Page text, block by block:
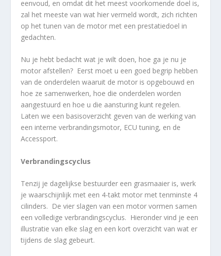
eenvoud, en omdat dit het meest voorkomende doel is,
zal het meeste van wat hier vermeld wordt, zich richten
op het tunen van de motor met een prestatiedoel in
gedachten.
Nu je hebt bedacht wat je wilt doen, hoe ga je nu je
motor afstellen? Eerst moet u een goed begrip hebben
van de onderdelen waaruit de motor is opgebouwd en
hoe ze samenwerken, hoe die onderdelen worden
aangestuurd en hoe u die aansturing kunt regelen.
Laten we een basisoverzicht geven van de werking van
een interne verbrandingsmotor, ECU tuning, en de
Accessport.
Verbrandingscyclus
Tenzij je dagelijkse bestuurder een grasmaaier is, werk
je waarschijnlijk met een 4-takt motor met tenminste 4
cilinders. De vier slagen van een motor vormen samen
een volledige verbrandingscyclus. Hieronder vind je een
illustratie van elke slag en een kort overzicht van wat er
tijdens de slag gebeurt.